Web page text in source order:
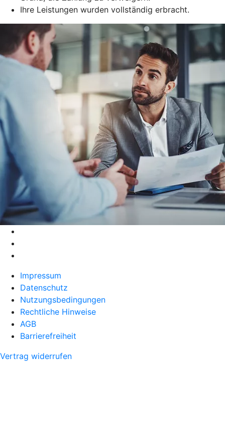
Ihre Leistungen wurden vollständig erbracht.
Impressum
Datenschutz
Nutzungsbedingungen
Rechtliche Hinweise
AGB
Barrierefreiheit
Vertrag widerrufen